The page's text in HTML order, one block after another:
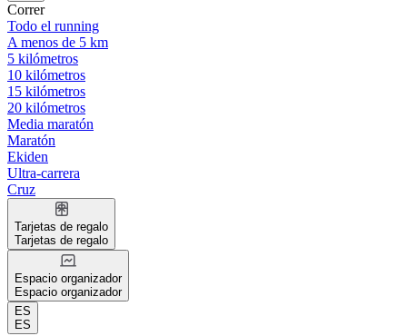
Correr
Todo el running
A menos de 5 km
5 kilómetros
10 kilómetros
15 kilómetros
20 kilómetros
Media maratón
Maratón
Ekiden
Ultra-carrera
Cruz
Tarjetas de regalo
Tarjetas de regalo
Espacio organizador
Espacio organizador
ES
ES